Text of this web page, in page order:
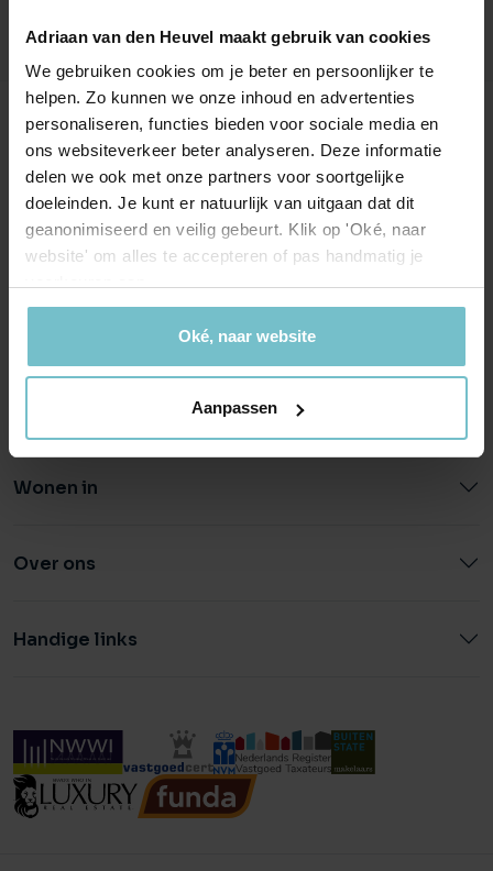
Adriaan van den Heuvel maakt gebruik van cookies
We gebruiken cookies om je beter en persoonlijker te
helpen. Zo kunnen we onze inhoud en advertenties
personaliseren, functies bieden voor sociale media en
ons websiteverkeer beter analyseren. Deze informatie
delen we ook met onze partners voor soortgelijke
doeleinden. Je kunt er natuurlijk van uitgaan dat dit
geanonimiseerd en veilig gebeurt. Klik op 'Oké, naar
website' om alles te accepteren of pas handmatig je
Oké, naar website
Aanpassen
Onze kantoren
Helmond
Hoofdstraat 155
5706 AL Helmond
info@heuvel.nl
Eindhoven
Aalsterweg 134c
5615 CJ Eindhoven
eindhoven@heuvel.nl
Wonen in
Over ons
Handige links